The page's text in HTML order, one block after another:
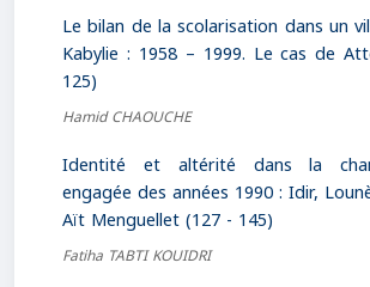
Le bilan de la scolarisation dans un
Kabylie : 1958 – 1999. Le cas de
125)
Hamid CHAOUCHE
Identité et altérité dans la
engagée des années 1990 : Idir,
Aït Menguellet (127 - 145)
Fatiha TABTI KOUIDRI